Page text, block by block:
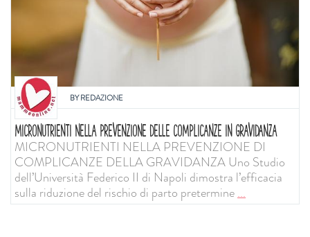
BYREDAZIONE
MICRONUTRIENTI NELLA PREVENZIONE DELLE COMPLICANZE IN GRAVIDANZA
MICRONUTRIENTI NELLA PREVENZIONE DI
COMPLICANZE DELLA GRAVIDANZA Uno Studio
dell’Università Federico II di Napoli dimostra l’efficacia
sulla riduzione del rischio di parto pretermine...